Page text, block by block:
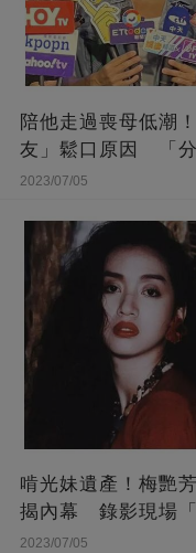
陪他走過喪母低潮
友」鬆口原因 「分
2023/07/05
啃光妹遺產！梅艷
揭內幕 錄影現場「
她
2023/07/05